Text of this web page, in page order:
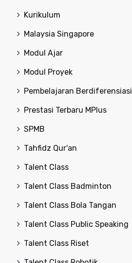
Kurikulum
Malaysia Singapore
Modul Ajar
Modul Proyek
Pembelajaran Berdiferensiasi
Prestasi Terbaru MPlus
SPMB
Tahfidz Qur'an
Talent Class
Talent Class Badminton
Talent Class Bola Tangan
Talent Class Public Speaking
Talent Class Riset